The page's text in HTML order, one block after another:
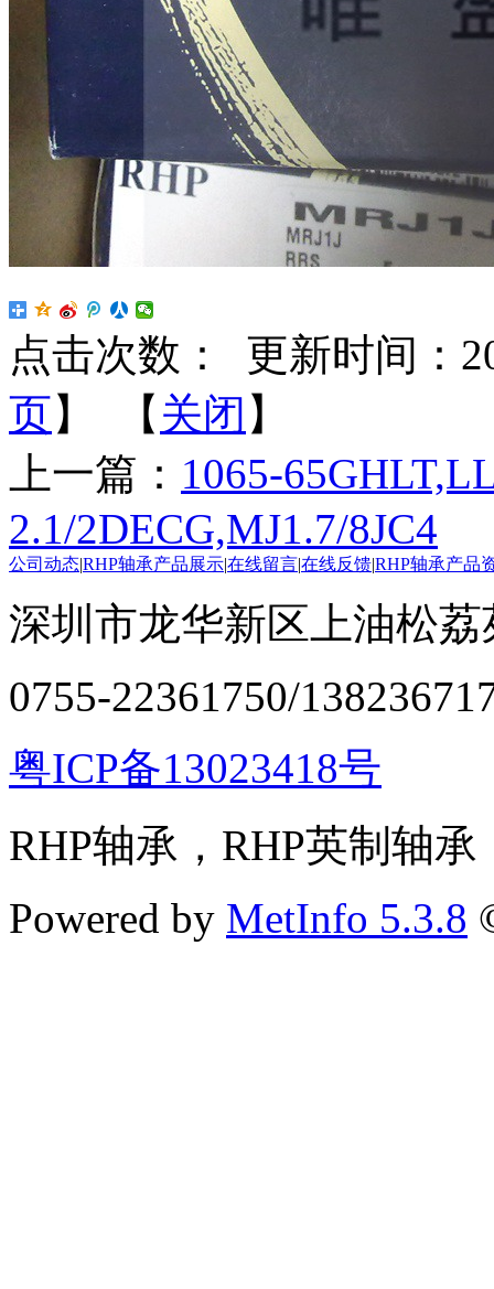
点击次数：
更新时间：
页】 【 关闭 】
上一篇： 1065-
2.1/2DECG,MJ1.7/8JC4
公司动态RHP轴承产品展示在线留言在线反馈RHP轴承产品
深圳市龙华新区上油松
0755-22361750/
粤ICP备13023418号
RHP轴承，RHP英制轴
Powered by MetInfo 5.3.8